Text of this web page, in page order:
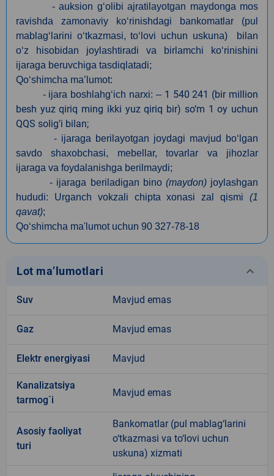
- auksion g‘olibi ajratilayotgan maydonga mos
ravishda zamonaviy ko‘rinishdagi bankomatlar (pul
mablag‘larini o‘tkazmasi, to‘lovi uchun uskuna) bilan
o‘z hisobidan joylashtiradi va birlamchi ko‘rinishini
ijaraga beruvchiga tasdiqlatadi;
Qo‘shimcha ma’lumot:
- ijara boshlahg‘ich narxi: – 1 540 241 (bir million
besh yuz qiriq ming ikki yuz qiriq bir) so‘m 1 oy uchun
QQS solig’i bilan;
- ijaraga berilayotgan joydagi mavjud bo‘lgan
savdo shaxobchasi, mebellar, tovarlar va jihozlar
ijaraga va foydalanishga berilmaydi;
- ijaraga beriladigan bino (maydon)joylashgan
hududi: Urganch vokzali chipta xonasi zal qismi (1
qavat);
Qo‘shimcha ma'lumot uchun 90 327-78-18
Lot ma’lumotlari keyboard_arrow_down
Suv Mavjud emas
Gaz Mavjud emas
Elektr energiyasi Mavjud
Kanalizatsiya
tarmog`i
Mavjud emas
Аsosiy faoliyat
turi
Bankomatlar (pul mablag‘larini
o‘tkazmasi va to‘lovi uchun
uskuna) xizmati